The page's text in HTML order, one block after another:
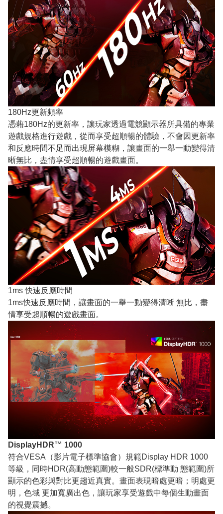
180Hz更新頻率
憑藉180Hz的更新率，讓玩家透過電競顯示器所具備的專業
遊戲規格進行遊戲，從而享受超順暢的體驗，不會因更新率
和反應時間不足而出現屏幕模糊，讓畫面的一舉一動變得清
晰無比，盡情享受超順暢的遊戲畫面。
1ms 快速反應時間
1ms快速反應時間，讓畫面的一舉一動變得清晰 無比，盡
情享受超順暢的遊戲畫面。
DisplayHDR™ 1000
符合VESA（影片電子標準協會）規範Display HDR 1000
等級，同時HDR(高動態範圍)較一般SDR(標準動 態範圍)所
顯示的色彩與對比更趨近真實。畫面表現暗處更暗；明處更
明，色域 更加寬廣出色，讓玩家享受遊戲中每個生動畫面
的視覺震撼。